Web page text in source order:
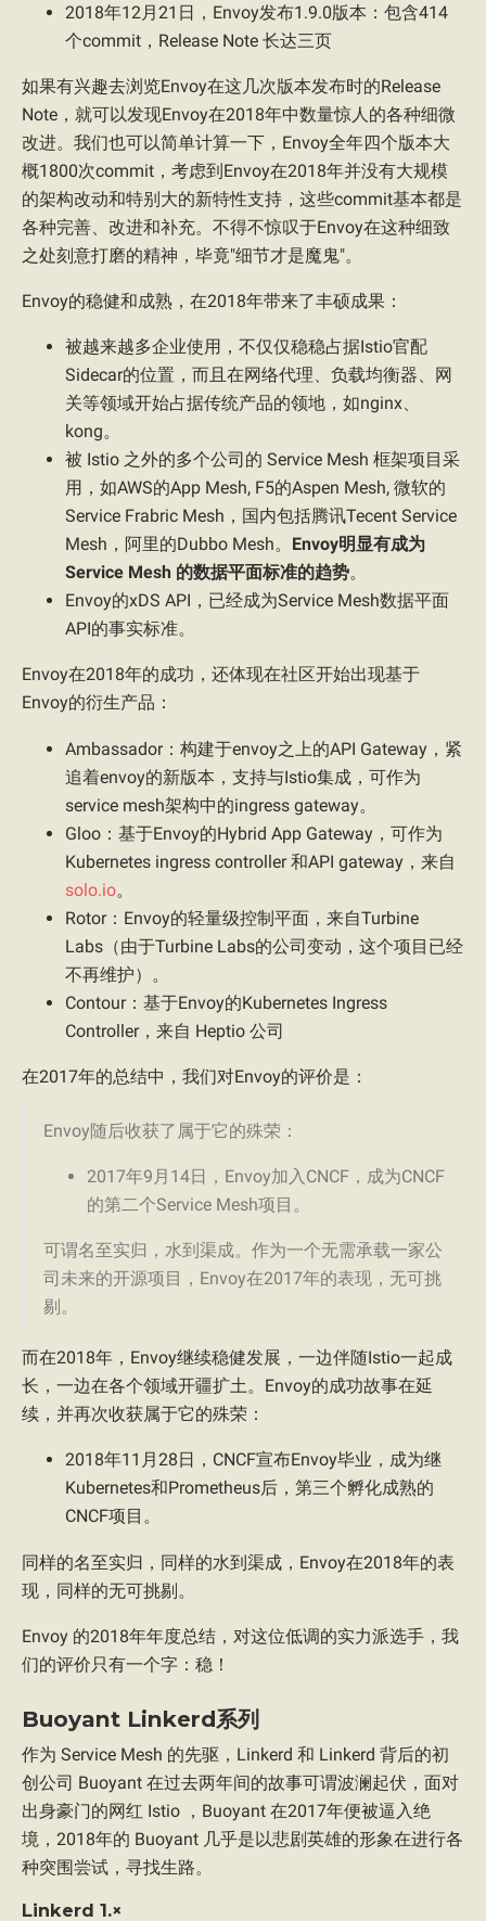
2018年12月21日，Envoy发布1.9.0版本：包含414
个commit，Release Note 长达三页
如果有兴趣去浏览Envoy在这几次版本发布时的Release
Note，就可以发现Envoy在2018年中数量惊人的各种细微
改进。我们也可以简单计算一下，Envoy全年四个版本大
概1800次commit，考虑到Envoy在2018年并没有大规模
的架构改动和特别大的新特性支持，这些commit基本都是
各种完善、改进和补充。不得不惊叹于Envoy在这种细致
之处刻意打磨的精神，毕竟"细节才是魔鬼"。
Envoy的稳健和成熟，在2018年带来了丰硕成果：
被越来越多企业使用，不仅仅稳稳占据Istio官配
Sidecar的位置，而且在网络代理、负载均衡器、网
关等领域开始占据传统产品的领地，如nginx、
kong。
被 Istio 之外的多个公司的 Service Mesh 框架项目采
用，如AWS的App Mesh, F5的Aspen Mesh, 微软的
Service Frabric Mesh，国内包括腾讯Tecent Service
Mesh，阿里的Dubbo Mesh。 Envoy明显有成为
Service Mesh 的数据平面标准的趋势。
Envoy的xDS API，已经成为Service Mesh数据平面
API的事实标准。
Envoy在2018年的成功，还体现在社区开始出现基于
Envoy的衍生产品：
Ambassador：构建于envoy之上的API Gateway，紧
追着envoy的新版本，支持与Istio集成，可作为
service mesh架构中的ingress gateway。
Gloo：基于Envoy的Hybrid App Gateway，可作为
Kubernetes ingress controller 和API gateway，来自
solo.io。
Rotor：Envoy的轻量级控制平面，来自Turbine
Labs（由于Turbine Labs的公司变动，这个项目已经
不再维护）。
Contour：基于Envoy的Kubernetes Ingress
Controller，来自 Heptio 公司
在2017年的总结中，我们对Envoy的评价是：
Envoy随后收获了属于它的殊荣：
2017年9月14日，Envoy加入CNCF，成为CNCF
的第二个Service Mesh项目。
可谓名至实归，水到渠成。作为一个无需承载一家公
司未来的开源项目，Envoy在2017年的表现，无可挑
剔。
而在2018年，Envoy继续稳健发展，一边伴随Istio一起成
长，一边在各个领域开疆扩土。Envoy的成功故事在延
续，并再次收获属于它的殊荣：
2018年11月28日，CNCF宣布Envoy毕业，成为继
Kubernetes和Prometheus后，第三个孵化成熟的
CNCF项目。
同样的名至实归，同样的水到渠成，Envoy在2018年的表
现，同样的无可挑剔。
Envoy 的2018年年度总结，对这位低调的实力派选手，我
们的评价只有一个字：稳！
Buoyant Linkerd系列
作为 Service Mesh 的先驱，Linkerd 和 Linkerd 背后的初
创公司 Buoyant 在过去两年间的故事可谓波澜起伏，面对
出身豪门的网红 Istio ，Buoyant 在2017年便被逼入绝
境，2018年的 Buoyant 几乎是以悲剧英雄的形象在进行各
种突围尝试，寻找生路。
Linkerd 1.×